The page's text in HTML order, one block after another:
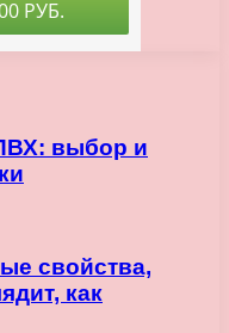
выбор и
свойства,
как